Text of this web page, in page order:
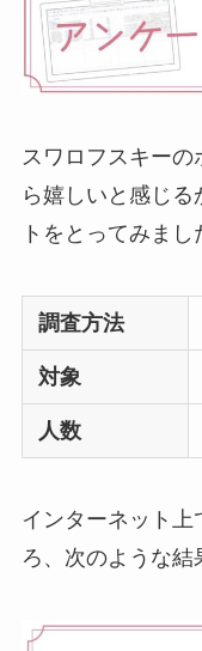
スワロフスキー
ら嬉しいと感じ
トをとってみまし
調査方法
対象
人数
インターネット上
ろ、次のような結